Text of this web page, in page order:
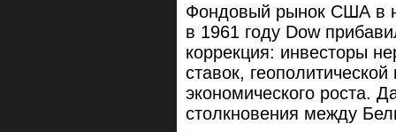
Фондовый рынок США в
в 1961 году Dow
коррекция: инвесторы
ставок,
экономического роста.
столкновения между